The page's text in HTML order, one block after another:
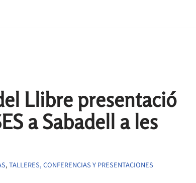
Llibre presentació
a Sabadell a les
,TALLERES, CONFERENCIAS Y PRESENTACIONES